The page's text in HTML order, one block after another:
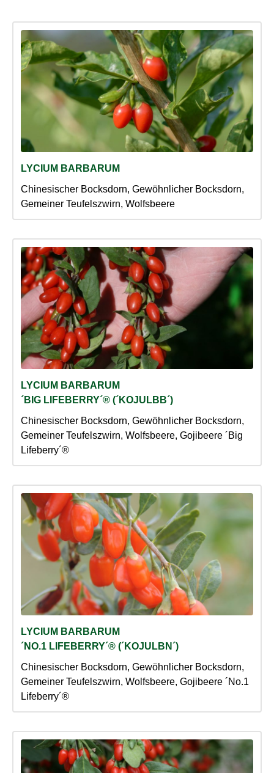
LYCIUM BARBARUM
Chinesischer Bocksdorn, Gewöhnlicher Bocksdorn,
Gemeiner Teufelszwirn, Wolfsbeere
LYCIUM BARBARUM
´BIG LIFEBERRY´® (´KOJULBB´)
Chinesischer Bocksdorn, Gewöhnlicher Bocksdorn,
Gemeiner Teufelszwirn, Wolfsbeere, Gojibeere ´Big
Lifeberry´®
LYCIUM BARBARUM
´NO.1 LIFEBERRY´® (´KOJULBN´)
Chinesischer Bocksdorn, Gewöhnlicher Bocksdorn,
Gemeiner Teufelszwirn, Wolfsbeere, Gojibeere ´No.1
Lifeberry´®